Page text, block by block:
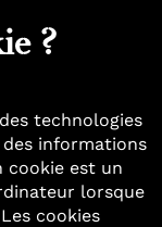
?
technologies
informations
cookie est un
lorsque
cookies